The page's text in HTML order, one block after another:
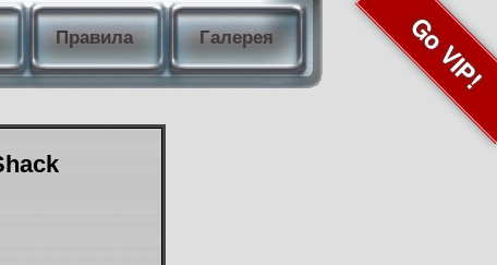
Правила Галерея Go VIP!